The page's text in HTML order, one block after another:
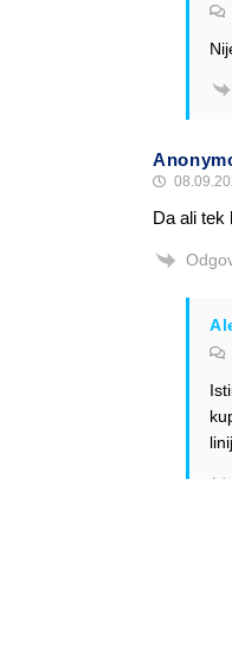
Da ali tek